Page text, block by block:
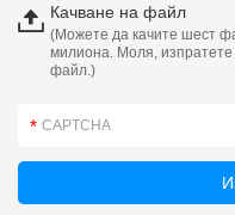
Качване на файл
(Можете да качите шест
милиона. Моля,
файл.)